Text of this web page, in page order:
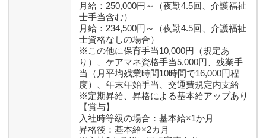
月給：250,000円～（夜勤4.5回、介護福祉
士手当含む）
月給：234,500円～（夜勤4.5回、介護福祉
士資格なしの場合）
※この他に保育手当10,000円（規定あ
り）、ケアマネ資格手当5,000円、残業手
当（月平均残業時間10時間で16,000円程
度）、年末年始手当、交通費規定内支給
※定期昇給、昇格による基本給アップあり
【賞与】
入社時等級の場合：基本給×1か月
昇格後：基本給×2カ月